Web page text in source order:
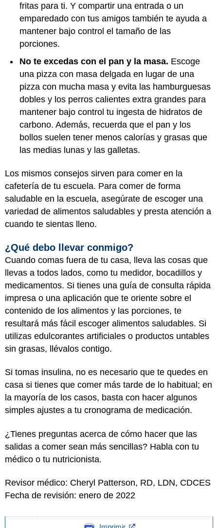
fritas para ti. Y compartir una entrada o un
emparedado con tus amigos también te ayuda a
mantener bajo control el tamaño de las
porciones.
No te excedas con el pan y la masa. Escoge
una pizza con masa delgada en lugar de una
pizza con mucha masa y evita las hamburguesas
dobles y los perros calientes extra grandes para
mantener bajo control tu ingesta de hidratos de
carbono. Además, recuerda que el pan y los
bollos suelen tener menos calorías y grasas que
las medias lunas y las galletas.
Los mismos consejos sirven para comer en la
cafetería de tu escuela. Para comer de forma
saludable en la escuela, asegúrate de escoger una
variedad de alimentos saludables y presta atención a
cuando te sientas lleno.
¿Qué debo llevar conmigo?
Cuando comas fuera de tu casa, lleva las cosas que
llevas a todos lados, como tu medidor, bocadillos y
medicamentos. Si tienes una guía de consulta rápida
impresa o una aplicación que te oriente sobre el
contenido de los alimentos y las porciones, te
resultará más fácil escoger alimentos saludables. Si
utilizas edulcorantes artificiales o productos untables
sin grasas, llévalos contigo.
Si tomas insulina, no es necesario que te quedes en
casa si tienes que comer más tarde de lo habitual; en
la mayoría de los casos, basta con hacer algunos
simples ajustes a tu cronograma de medicación.
¿Tienes preguntas acerca de cómo hacer que las
salidas a comer sean más sencillas? Habla con tu
médico o tu nutricionista.
Revisor médico: Cheryl Patterson, RD, LDN, CDCES
Fecha de revisión: enero de 2022